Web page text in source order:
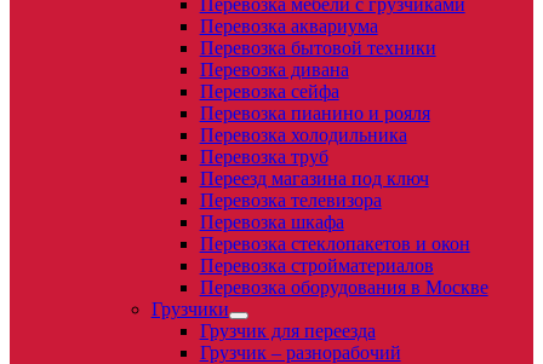
Перевозка аквариума
Перевозка бытовой техники
Перевозка дивана
Перевозка сейфа
Перевозка пианино и рояля
Перевозка холодильника
Перевозка труб
Переезд магазина под ключ
Перевозка телевизора
Перевозка шкафа
Перевозка стеклопакетов и окон
Перевозка стройматериалов
Перевозка оборудования в Москве
Грузчики
Грузчик для переезда
Грузчик – разнорабочий